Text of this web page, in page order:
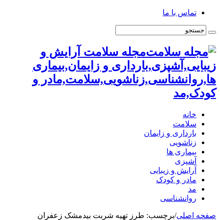
تماس با ما
مجله سلامت آرایش و
زیبایی,آشپزی,بارداری و زایمان,بیماری
ها,روانشناسی,زناشویی,سلامت,مادر و
کودک,مد
خانه
سلامت
بارداری و زایمان
زناشویی
بیماری ها
آشپزی
آرایش و زیبایی
مادر و کودک
مد
روانشناسی
صفحه اصلی/برچسب: طرز تهیه شربت بیدمشک زعفران